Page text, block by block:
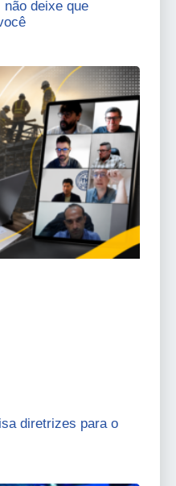
não deixe que
diretrizes para o